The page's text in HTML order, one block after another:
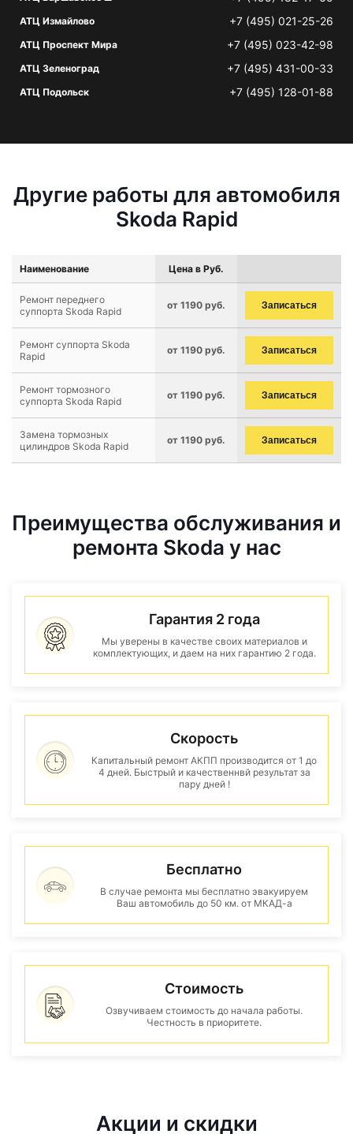
АТЦ Измайлово +7 (495) 021-25-26
АТЦ Проспект Мира +7 (495) 023-42-98
АТЦ Зеленоград +7 (495) 431-00-33
АТЦ Подольск +7 (495) 128-01-88
Другие работы для автомобиля
Skoda Rapid
Наименование Цена в Руб.
Ремонт переднего
суппорта Skoda Rapid
от 1190 руб. Записаться
Ремонт суппорта Skoda
Rapid
от 1190 руб. Записаться
Ремонт тормозного
суппорта Skoda Rapid
от 1190 руб. Записаться
Замена тормозных
цилиндров Skoda Rapid
от 1190 руб. Записаться
Преимущества обслуживания и
ремонта Skoda у нас
Гарантия 2 года
Мы уверены в качестве своих материалов и
комплектующих, и даем на них гарантию 2 года.
Скорость
Капитальный ремонт АКПП производится от 1 до
4 дней. Быстрый и качественнвй результат за
пару дней !
Бесплатно
В случае ремонта мы бесплатно эвакуируем
Ваш автомобиль до 50 км. от МКАД-а
Стоимость
Озвучиваем стоимость до начала работы.
Честность в приоритете.
Акции и скидки